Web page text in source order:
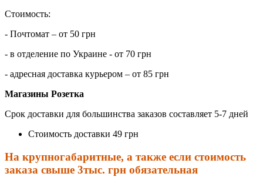
Стоимость:
- Почтомат – от 50 грн
- в отделение по Украине - от 70 грн
- адресная доставка курьером – от 85 грн
Магазины Розетка
Срок доставки для большинства заказов составляет 5-7 дней
Стоимость доставки 49 грн
На крупногабаритные, а также если стоимость
заказа свыше 3тыс. грн обязательная